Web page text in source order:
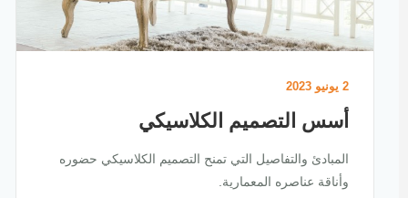
أسس التصميم الكلاسيكي
المبادئ والتفاصيل التي تمنح التصميم الكلاسيكي حضوره
وأناقة عناصره المعمارية.